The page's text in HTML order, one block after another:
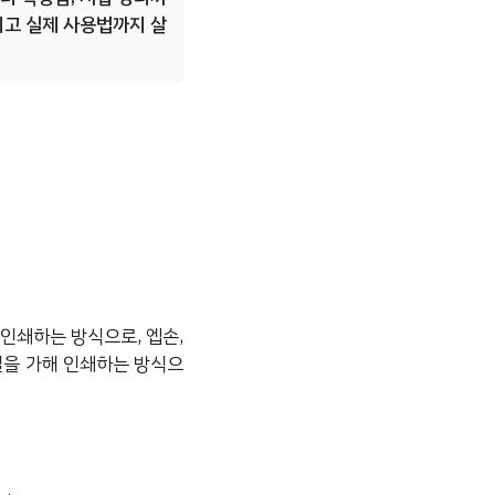
실제 사용법까지 살
쇄하는 방식으로, 엡손,
가해 인쇄하는 방식으